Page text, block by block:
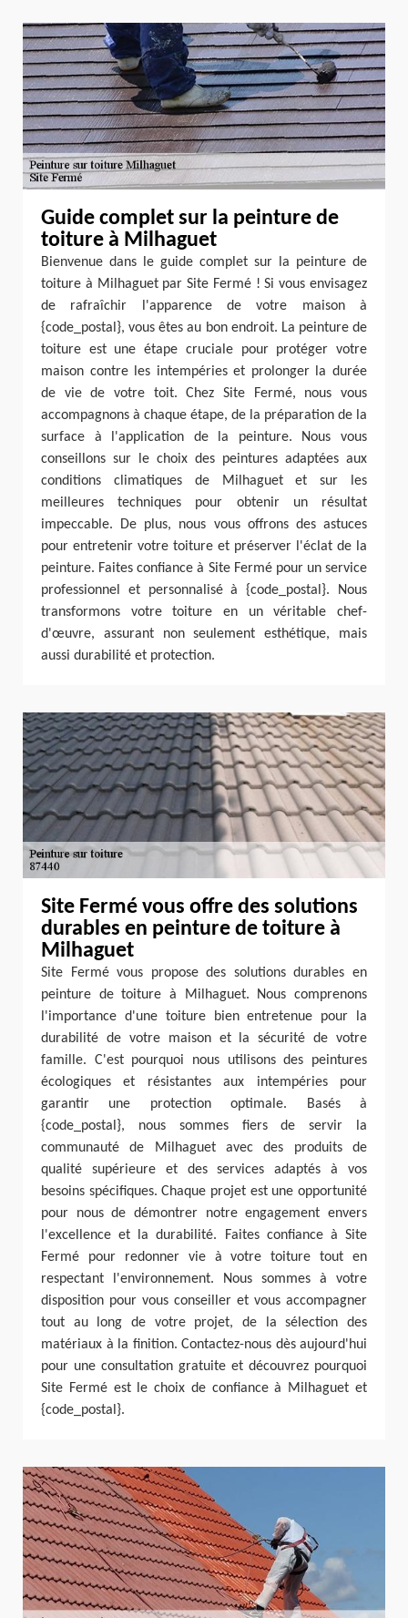
Guide complet sur la peinture de
toiture à Milhaguet
Bienvenue dans le guide complet sur la peinture de
toiture à Milhaguet par Site Fermé ! Si vous envisagez
de rafraîchir l'apparence de votre maison à
{code_postal}, vous êtes au bon endroit. La peinture de
toiture est une étape cruciale pour protéger votre
maison contre les intempéries et prolonger la durée
de vie de votre toit. Chez Site Fermé, nous vous
accompagnons à chaque étape, de la préparation de la
surface à l'application de la peinture. Nous vous
conseillons sur le choix des peintures adaptées aux
conditions climatiques de Milhaguet et sur les
meilleures techniques pour obtenir un résultat
impeccable. De plus, nous vous offrons des astuces
pour entretenir votre toiture et préserver l'éclat de la
peinture. Faites confiance à Site Fermé pour un service
professionnel et personnalisé à {code_postal}. Nous
transformons votre toiture en un véritable chef-
d'œuvre, assurant non seulement esthétique, mais
aussi durabilité et protection.
Site Fermé vous offre des solutions
durables en peinture de toiture à
Milhaguet
Site Fermé vous propose des solutions durables en
peinture de toiture à Milhaguet. Nous comprenons
l'importance d'une toiture bien entretenue pour la
durabilité de votre maison et la sécurité de votre
famille. C'est pourquoi nous utilisons des peintures
écologiques et résistantes aux intempéries pour
garantir une protection optimale. Basés à
{code_postal}, nous sommes fiers de servir la
communauté de Milhaguet avec des produits de
qualité supérieure et des services adaptés à vos
besoins spécifiques. Chaque projet est une opportunité
pour nous de démontrer notre engagement envers
l'excellence et la durabilité. Faites confiance à Site
Fermé pour redonner vie à votre toiture tout en
respectant l'environnement. Nous sommes à votre
disposition pour vous conseiller et vous accompagner
tout au long de votre projet, de la sélection des
matériaux à la finition. Contactez-nous dès aujourd'hui
pour une consultation gratuite et découvrez pourquoi
Site Fermé est le choix de confiance à Milhaguet et
{code_postal}.